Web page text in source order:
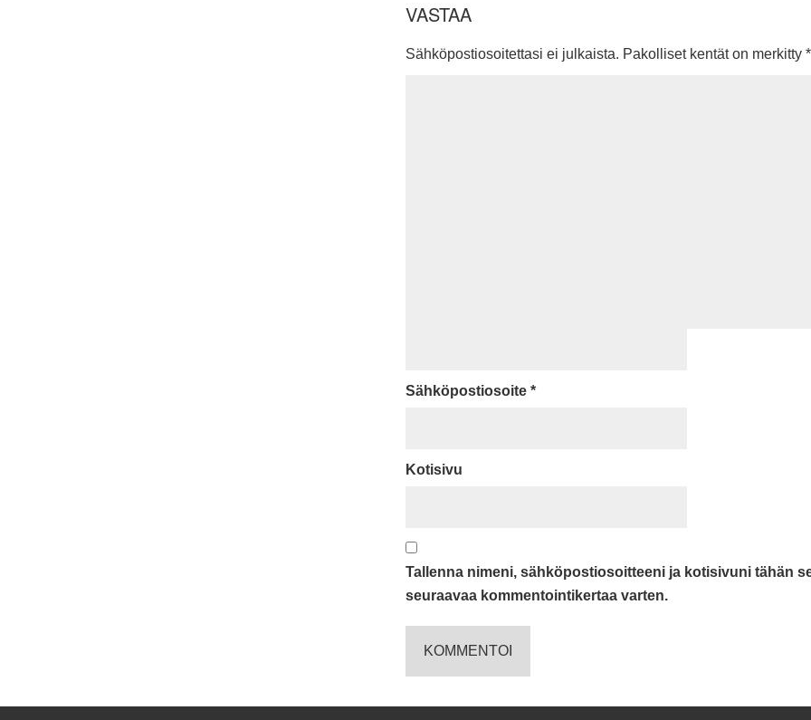
VASTAA
Sähköpostiosoitettasi ei julkaista. Pakolliset kentät on merkitty *
Sähköpostiosoite *
Kotisivu
Tallenna nimeni, sähköpostiosoitteeni ja kotisivuni tähän
seuraavaa kommentointikertaa varten.